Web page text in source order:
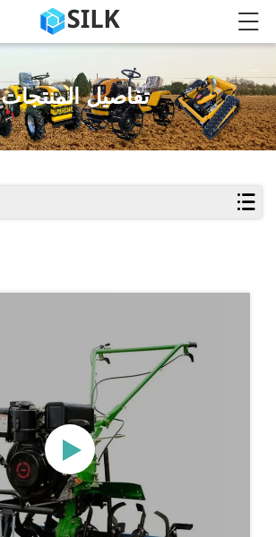
تفاصيل المنتجات